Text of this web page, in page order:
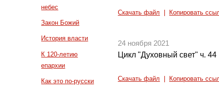
небес
Закон Божий
История власти
К 120-летию
епархии
Как это по-русски
Скачать файл Копировать
24 ноября 2021
Цикл "Духовный свет" ч. 44
Скачать файл Копировать